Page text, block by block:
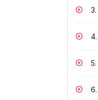
3.
4.
5.
6.